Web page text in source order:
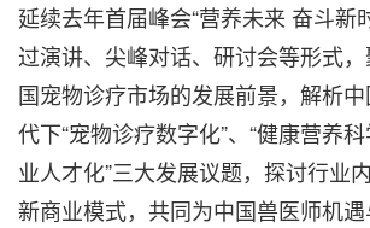
延续去年首届峰会“营养未来 奋斗新
过演讲、尖峰对话、研讨会等形式
国宠物诊疗市场的发展前景，解析
代下“宠物诊疗数字化”、“健康营养
业人才化”三大发展议题，探讨行业
新商业模式，共同为中国兽医师机